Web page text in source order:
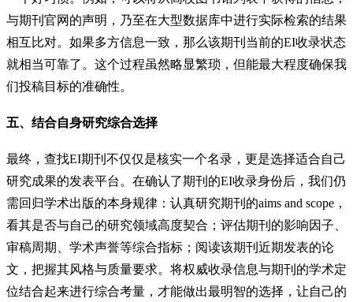
与期刊官网的声明，乃至在大型数据库中进行实际检索的结果
相互比对。如果多方信息一致，那么该期刊当前的EI收录状态
就相当可靠了。这个过程虽然略显繁琐，但能最大程度确保我
们投稿目标的准确性。
五、结合自身研究综合选择
最终，查找EI期刊不仅仅是核实一个名录，更是选择适合自己
研究成果的发表平台。在确认了期刊的EI收录身份后，我们仍
需回归学术出版的本身规律：认真研究期刊的aims and scope，
看其是否与自己的研究领域高度契合；评估期刊的影响因子、
审稿周期、学术声誉等综合指标；阅读该期刊近期发表的论
文，把握其风格与质量要求。将权威收录信息与期刊的学术定
位结合起来进行综合考量，才能做出最明智的选择，让自己的